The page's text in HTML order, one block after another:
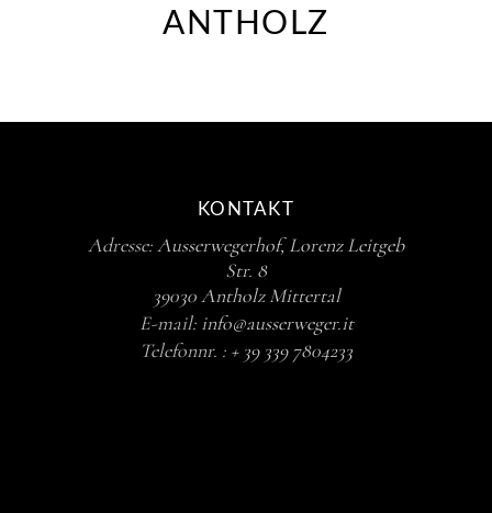
ANTHOLZ
KONTAKT
Adresse:Ausserwegerhof, Lorenz Leitgeb
Str. 8
39030 Antholz Mittertal
E-mail: info@ausserweger.it
Telefonnr. : + 39 339 7804233